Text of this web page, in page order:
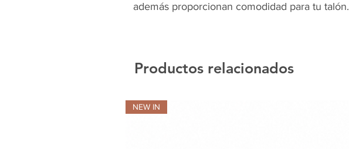
además proporcionan comodidad para tu talón.
Productos relacionados
NEW IN